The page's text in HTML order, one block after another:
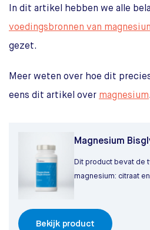
In dit artikel hebben we alle
voedingsbronnen van
gezet.
Meer weten over hoe dit
eens dit artikel over magnesium.
Magnesium
Dit product bevat de
magnesium: citraat
Bekijk product